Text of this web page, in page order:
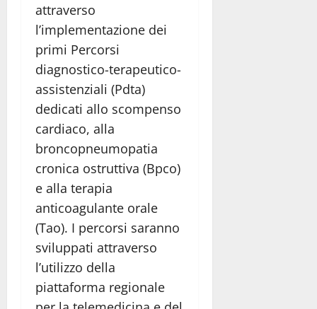
attraverso
l’implementazione dei
primi Percorsi
diagnostico-terapeutico-
assistenziali (Pdta)
dedicati allo scompenso
cardiaco, alla
broncopneumopatia
cronica ostruttiva (Bpco)
e alla terapia
anticoagulante orale
(Tao). I percorsi saranno
sviluppati attraverso
l’utilizzo della
piattaforma regionale